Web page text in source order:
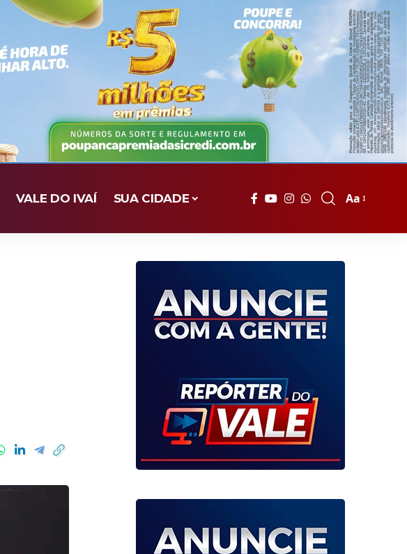
VALE DO IVAÍ SUA CIDADE
Font
Aa